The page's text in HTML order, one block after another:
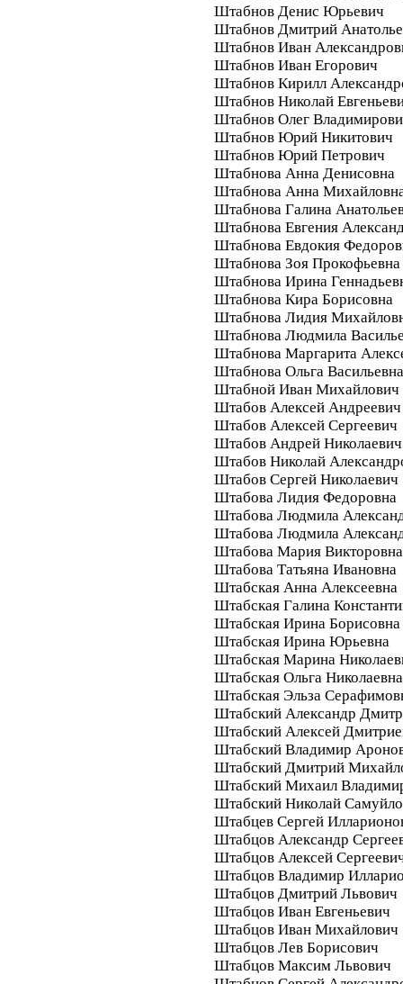
Штабнов Денис Юрьевич
Штабнов Дмитрий
Штабнов Иван
Штабнов Иван Егорович
Штабнов Кирилл
Штабнов Николай
Штабнов Олег
Штабнов Юрий Никитович
Штабнов Юрий Петрович
Штабнова Анна Денисовна
Штабнова Анна
Штабнова Галина
Штабнова Евгения
Штабнова Евдокия
Штабнова Зоя Прокофьевна
Штабнова Ирина
Штабнова Кира Борисовна
Штабнова Лидия
Штабнова Людмила
Штабнова Маргарита
Штабнова Ольга Васильевна
Штабной Иван Михайлович
Штабов Алексей Андреевич
Штабов Алексей Сергеевич
Штабов Андрей Николаевич
Штабов Николай
Штабов Сергей Николаевич
Штабова Лидия Федоровна
Штабова Людмила
Штабова Людмила
Штабова Мария Викторовна
Штабова Татьяна Ивановна
Штабская Анна Алексеевна
Штабская Галина
Штабская Ирина Борисовна
Штабская Ирина Юрьевна
Штабская Марина
Штабская Ольга Николаевна
Штабская Эльза
Штабский Александр
Штабский Алексей
Штабский Владимир
Штабский Дмитрий
Штабский Михаил
Штабский Николай
Штабцев Сергей
Штабцов Александр
Штабцов Алексей
Штабцов Владимир
Штабцов Дмитрий Львович
Штабцов Иван Евгеньевич
Штабцов Иван Михайлович
Штабцов Лев Борисович
Штабцов Максим Львович